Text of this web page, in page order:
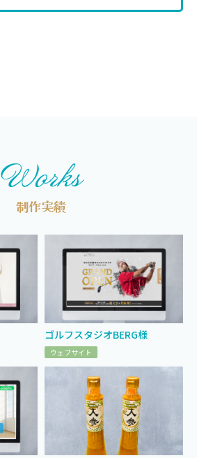
Works
制作実績
ゴルフスタジオBERG様
ウェブサイト